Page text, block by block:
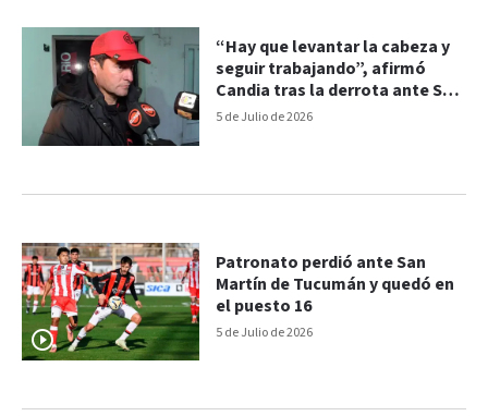
5 de Julio de 2026
“Hay que levantar la cabeza y
seguir trabajando”, afirmó
Candia tras la derrota ante San
Martín
5 de Julio de 2026
Patronato perdió ante San
Martín de Tucumán y quedó en
el puesto 16